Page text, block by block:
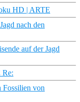
HD | ARTE
nach den
auf der Jagd
Re:
Fossilien von